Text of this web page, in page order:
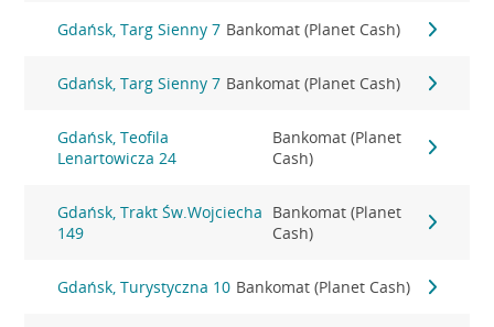
Gdańsk, Targ Sienny 7 Bankomat (Planet Cash)
Gdańsk, Targ Sienny 7 Bankomat (Planet Cash)
Gdańsk, Teofila
Lenartowicza 24
Bankomat (Planet
Cash)
Gdańsk, Trakt Św.Wojciecha
149
Bankomat (Planet
Cash)
Gdańsk, Turystyczna 10 Bankomat (Planet Cash)